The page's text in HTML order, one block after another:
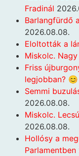
Fradinál
Barlangfürdő
2026.08.08.
Eloltották a
Miskolc.
Friss
legjobban? 😊
Semmi
2026.08.08.
Miskolc.
2026.08.08.
Hollósy a
Parlamentben